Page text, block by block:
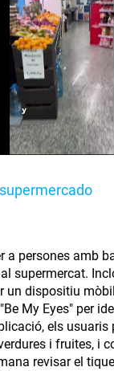
a persones amb
supermercat.
un dispositiu
My Eyes" per
els usuaris
i fruites, i
revisar el